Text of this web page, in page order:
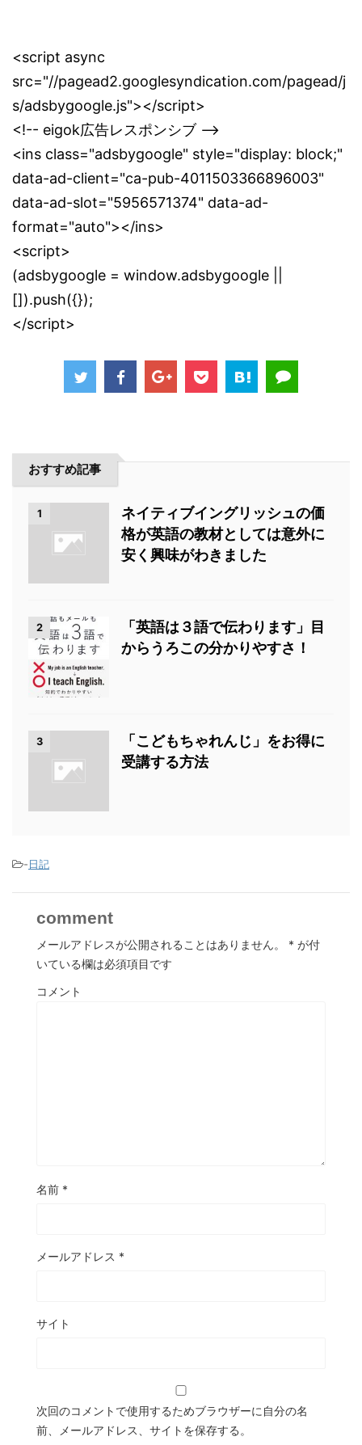
<script async
src="//pagead2.googlesyndication.com/pagead/j
s/adsbygoogle.js"></script>
<!-- eigok広告レスポンシブ -->
<ins class="adsbygoogle" style="display: block;"
data-ad-client="ca-pub-4011503366896003"
data-ad-slot="5956571374" data-ad-
format="auto"></ins>
<script>
(adsbygoogle = window.adsbygoogle ||
[]).push({});
</script>
おすすめ記事
1
ネイティブイングリッシュの価
格が英語の教材としては意外に
安く興味がわきました
2
「英語は３語で伝わります」目
からうろこの分かりやすさ！
3
「こどもちゃれんじ」をお得に
受講する方法
-日記
comment
メールアドレスが公開されることはありません。 * が付
いている欄は必須項目です
コメント
名前 *
メールアドレス *
サイト
次回のコメントで使用するためブラウザーに自分の名
前、メールアドレス、サイトを保存する。